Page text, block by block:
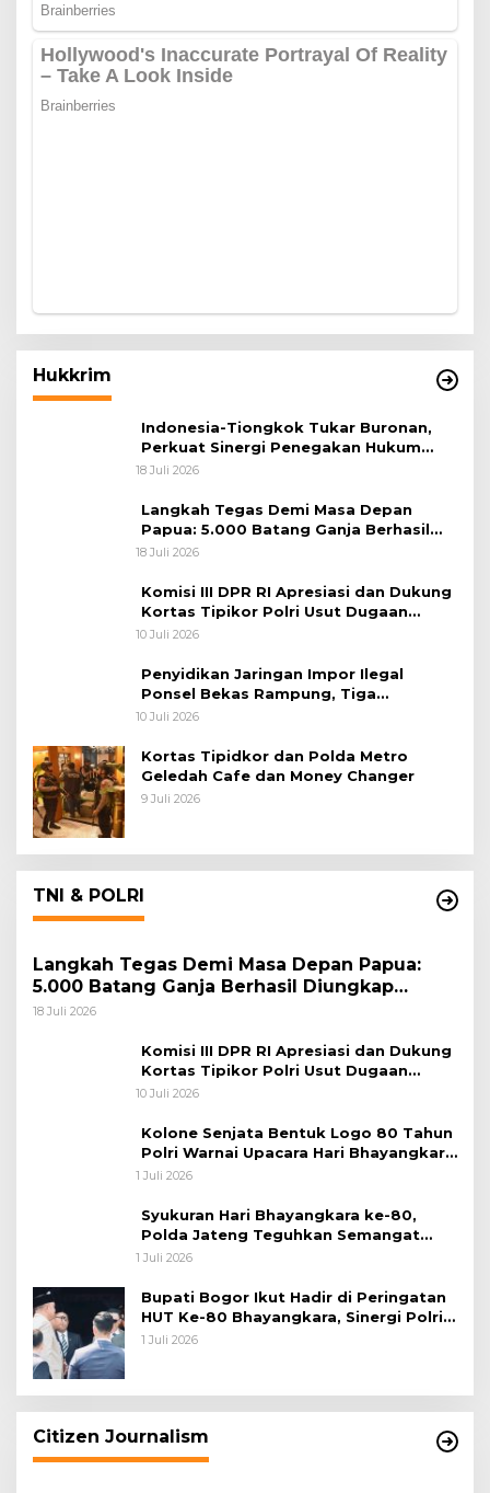
Hukkrim
Indonesia-Tiongkok Tukar Buronan,
Perkuat Sinergi Penegakan Hukum
Lintas Negara
18 Juli 2026
Langkah Tegas Demi Masa Depan
Papua: 5.000 Batang Ganja Berhasil
Diungkap Koops TNI Habema
18 Juli 2026
Komisi III DPR RI Apresiasi dan Dukung
Kortas Tipikor Polri Usut Dugaan
Korupsi Batu Bara
10 Juli 2026
Penyidikan Jaringan Impor Ilegal
Ponsel Bekas Rampung, Tiga
Tersangka Sudah P-21 dan Satu Buron
10 Juli 2026
Kortas Tipidkor dan Polda Metro
Geledah Cafe dan Money Changer
9 Juli 2026
TNI & POLRI
Langkah Tegas Demi Masa Depan Papua:
5.000 Batang Ganja Berhasil Diungkap
Koops TNI Habema
18 Juli 2026
Komisi III DPR RI Apresiasi dan Dukung
Kortas Tipikor Polri Usut Dugaan
Korupsi Batu Bara
10 Juli 2026
Kolone Senjata Bentuk Logo 80 Tahun
Polri Warnai Upacara Hari Bhayangkara
ke-80
1 Juli 2026
Syukuran Hari Bhayangkara ke-80,
Polda Jateng Teguhkan Semangat
Pengabdian dan Pererat Kebersamaan
1 Juli 2026
Bupati Bogor Ikut Hadir di Peringatan
HUT Ke-80 Bhayangkara, Sinergi Polri
dan Pemkab Bogor Jadi Kunci Menjaga
1 Juli 2026
Citizen Journalism